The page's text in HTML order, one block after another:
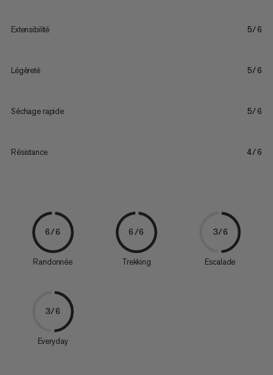
Extensibilité 5/6
Légèreté 5/6
Séchage rapide 5/6
Résistance 4/6
6/6
Randonnée
6/6
Trekking
3/6
Escalade
3/6
Everyday